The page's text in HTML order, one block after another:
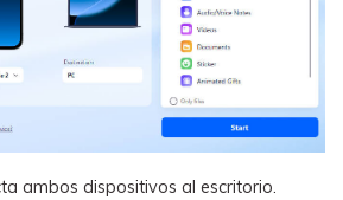
ambos dispositivos al escritorio.